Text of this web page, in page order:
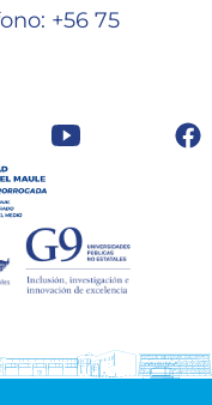
+56 75